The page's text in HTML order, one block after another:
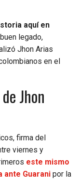
aquí en
legado,
Jhon Arias
en el
Jhon
firma del
viernes y
este mismo
ante Guarani por la